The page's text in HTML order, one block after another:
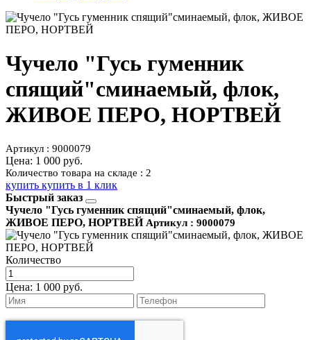
Чучело "Гусь гуменник
спящий"сминаемый, флок,
ЖИВОЕ ПЕРО, НОРТВЕЙ
Артикул : 9000079
Цена: 1 000 руб.
Количество товара на складе : 2
купить купить в 1 клик
Быстрый заказ
Чучело "Гусь гуменник спящий"сминаемый, флок,
ЖИВОЕ ПЕРО, НОРТВЕЙ Артикул : 9000079
Количество
Цена: 1 000 руб.